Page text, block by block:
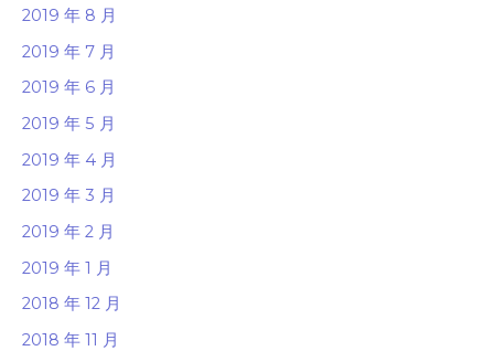
2019 年 8 月
2019 年 7 月
2019 年 6 月
2019 年 5 月
2019 年 4 月
2019 年 3 月
2019 年 2 月
2019 年 1 月
2018 年 12 月
2018 年 11 月